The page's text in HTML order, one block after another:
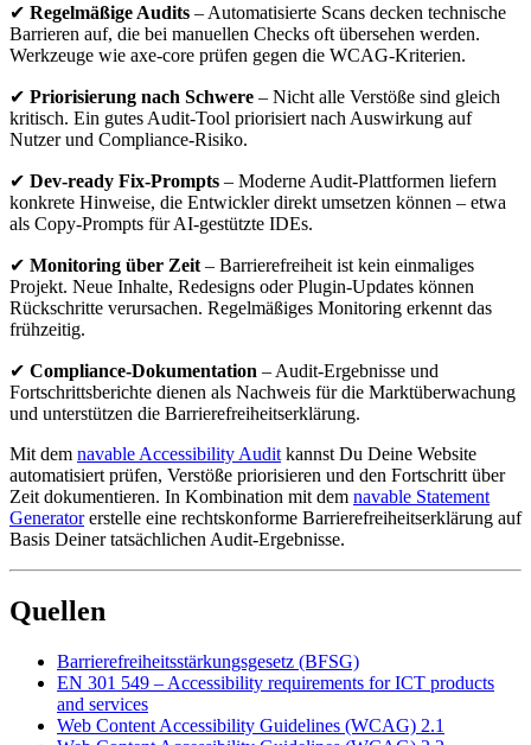
✔ Regelmäßige Audits – Automatisierte Scans decken technische
Barrieren auf, die bei manuellen Checks oft übersehen werden.
Werkzeuge wie axe-core prüfen gegen die WCAG-Kriterien.
✔ Priorisierung nach Schwere – Nicht alle Verstöße sind gleich
kritisch. Ein gutes Audit-Tool priorisiert nach Auswirkung auf
Nutzer und Compliance-Risiko.
✔ Dev-ready Fix-Prompts – Moderne Audit-Plattformen liefern
konkrete Hinweise, die Entwickler direkt umsetzen können – etwa
als Copy-Prompts für AI-gestützte IDEs.
✔ Monitoring über Zeit – Barrierefreiheit ist kein einmaliges
Projekt. Neue Inhalte, Redesigns oder Plugin-Updates können
Rückschritte verursachen. Regelmäßiges Monitoring erkennt das
frühzeitig.
✔ Compliance-Dokumentation – Audit-Ergebnisse und
Fortschrittsberichte dienen als Nachweis für die Marktüberwachung
und unterstützen die Barrierefreiheitserklärung.
Mit dem navable Accessibility Audit kannst Du Deine Website
automatisiert prüfen, Verstöße priorisieren und den Fortschritt über
Zeit dokumentieren. In Kombination mit dem navable Statement
Generatorerstelle eine rechtskonforme Barrierefreiheitserklärung auf
Basis Deiner tatsächlichen Audit-Ergebnisse.
Quellen
Barrierefreiheitsstärkungsgesetz (BFSG)
EN 301 549 – Accessibility requirements for ICT products
and services
Web Content Accessibility Guidelines (WCAG) 2.1